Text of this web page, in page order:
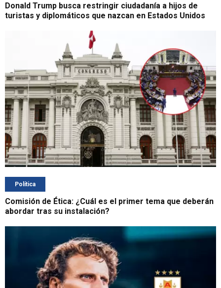
Donald Trump busca restringir ciudadanía a hijos de
turistas y diplomáticos que nazcan en Estados Unidos
Política
Comisión de Ética: ¿Cuál es el primer tema que deberán
abordar tras su instalación?